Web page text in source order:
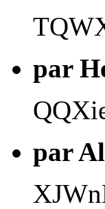
par
par